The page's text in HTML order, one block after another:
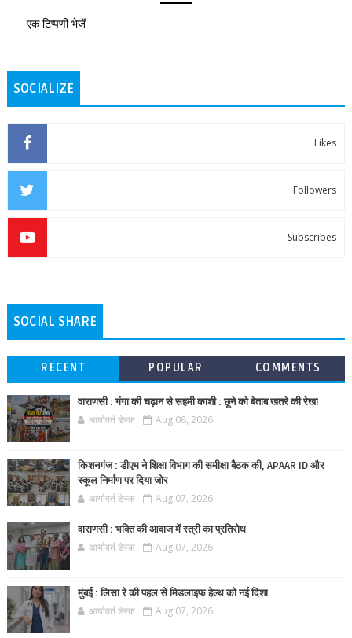
एक टिप्पणी भेजें
SOCIALIZE
Likes
Followers
Subscribes
SOCIAL SHARE
RECENT POPULAR COMMENTS
वाराणसी : गंगा की चढ़ान से सहमी काशी : छूने को बेताब खतरे की रेखा
आर्यावर्त डेस्क Aug 08, 2026
किशनगंज : डीएम ने शिक्षा विभाग की समीक्षा बैठक की, APAAR ID और
स्कूल निर्माण पर दिया जोर
आर्यावर्त डेस्क Aug 07, 2026
वाराणसी : भक्ति की आवाज में स्त्री का प्रतिरोध
आर्यावर्त डेस्क Aug 07, 2026
मुंबई : लिसा रे की पहल से मिडलाइफ हेल्थ को नई दिशा
आर्यावर्त डेस्क Aug 07, 2026